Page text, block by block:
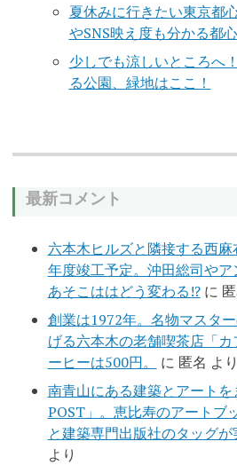
夏休みに行きたい東京都
やSNS映え度も分かる都
少しでも涼しいところへ
る公園、緑地はここ！
最新コメント
六本木ヒルズと隣接する西
年度竣工予定。沖田総司や
あそこははどう変わる!?に
創業は1972年。名物マスタ
げる六本木の老舗喫茶店「
ーヒーは500円。
に 匿名 より
南青山にある建築とアート
POST」。恵比寿のアートブ
と建築専門出版社のタッグが
より